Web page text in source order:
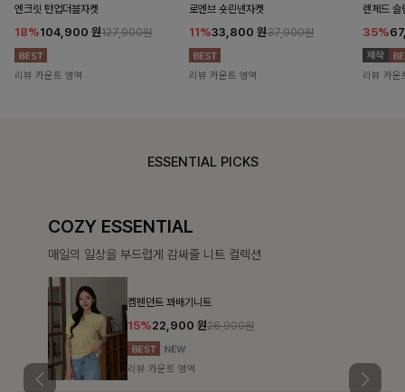
엔크릿 턴업더블자켓
18%104,900 원127,900원
리뷰 카운트 영역
로엔브 숏린넨자켓
11%33,800 원37,900원
리뷰 카운트 영역
렌체드
35%
리뷰 카운
ESSENTIAL PICKS
COZY ESSENTIAL
매일의 일상을 부드럽게 감싸줄 니트 컬렉션
켐펜던트 꽈배기니트
15% 22,900원26,900원
리뷰 카운트 영역